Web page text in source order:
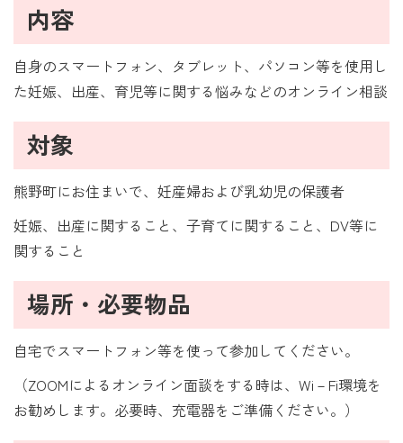
内容
自身のスマートフォン、タブレット、パソコン等を使用し
た妊娠、出産、育児等に関する悩みなどのオンライン相談
対象
熊野町にお住まいで、妊産婦および乳幼児の保護者
妊娠、出産に関すること、子育てに関すること、DV等に
関すること
場所・必要物品
自宅でスマートフォン等を使って参加してください。
（ZOOMによるオンライン面談をする時は、Wi－Fi環境を
お勧めします。必要時、充電器をご準備ください。）